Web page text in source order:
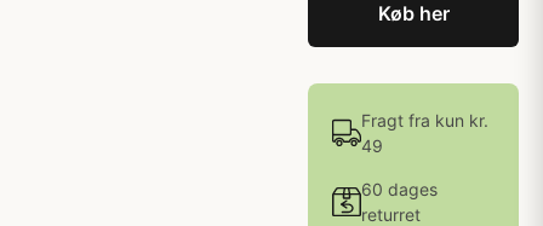
Køb her
Fragt fra kun kr.
49
60 dages
returret